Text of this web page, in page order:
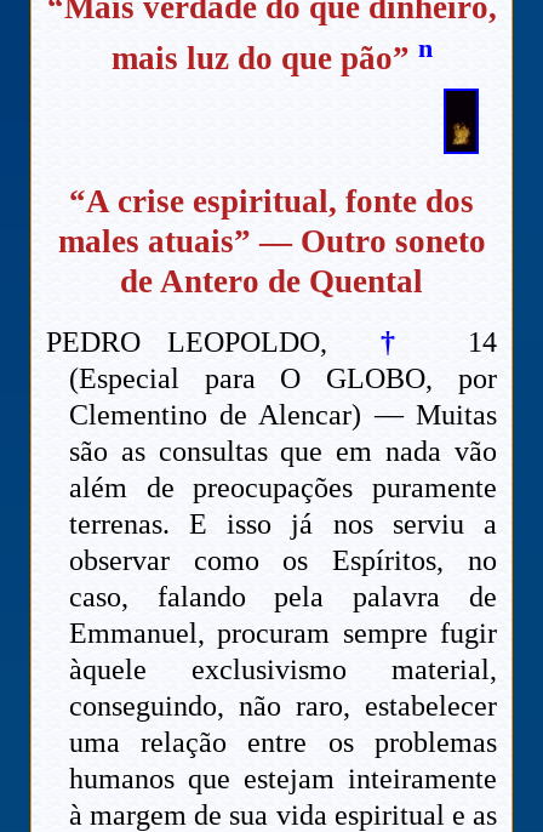
“Mais verdade do que dinheiro,
mais luz do que pão” n
“A crise espiritual, fonte dos
males atuais” — Outro soneto
de Antero de Quental
PEDRO LEOPOLDO, †
14
(Especial para O GLOBO, por
Clementino de Alencar) — Muitas
são as consultas que em nada vão
além de preocupações puramente
terrenas. E isso já nos serviu a
observar como os Espíritos, no
caso, falando pela palavra de
Emmanuel, procuram sempre fugir
àquele exclusivismo material,
conseguindo, não raro, estabelecer
uma relação entre os problemas
humanos que estejam inteiramente
à margem de sua vida espiritual e as